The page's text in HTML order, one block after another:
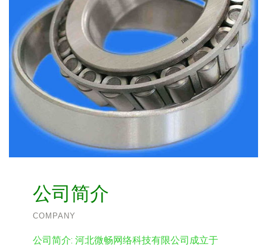
公司简介
COMPANY
公司简介: 河北微畅网络科技有限公司成立于